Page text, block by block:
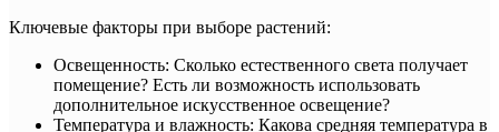
Ключевые факторы при выборе растений:
Освещенность: Сколько естественного света получает
помещение? Есть ли возможность использовать
дополнительное искусственное освещение?
Температура и влажность: Какова средняя температура в